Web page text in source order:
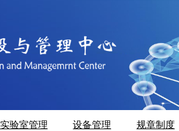
实验室管理 设备管理 规章制度